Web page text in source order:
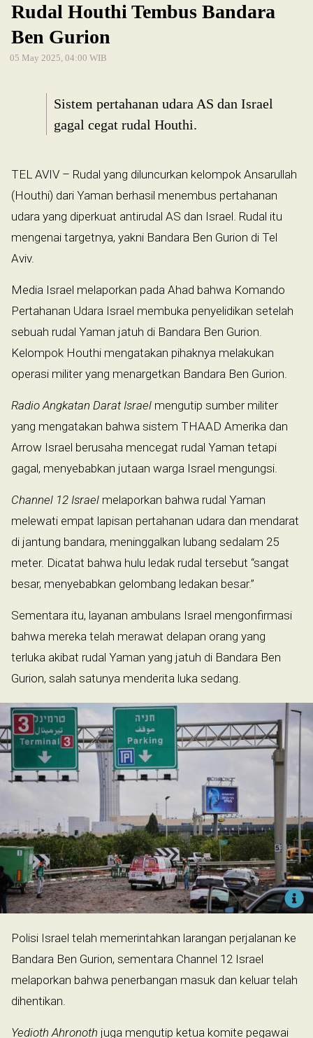
Rudal Houthi Tembus Bandara
Ben Gurion
05 May 2025, 04:00 WIB
Sistem pertahanan udara AS dan Israel
gagal cegat rudal Houthi.
TEL AVIV – Rudal yang diluncurkan kelompok Ansarullah
(Houthi) dari Yaman berhasil menembus pertahanan
udara yang diperkuat antirudal AS dan Israel. Rudal itu
mengenai targetnya, yakni Bandara Ben Gurion di Tel
Aviv.
Media Israel melaporkan pada Ahad bahwa Komando
Pertahanan Udara Israel membuka penyelidikan setelah
sebuah rudal Yaman jatuh di Bandara Ben Gurion.
Kelompok Houthi mengatakan pihaknya melakukan
operasi militer yang menargetkan Bandara Ben Gurion.
Radio Angkatan Darat Israel mengutip sumber militer
yang mengatakan bahwa sistem THAAD Amerika dan
Arrow Israel berusaha mencegat rudal Yaman tetapi
gagal, menyebabkan jutaan warga Israel mengungsi.
Channel 12 Israel melaporkan bahwa rudal Yaman
melewati empat lapisan pertahanan udara dan mendarat
di jantung bandara, meninggalkan lubang sedalam 25
meter. Dicatat bahwa hulu ledak rudal tersebut “sangat
besar, menyebabkan gelombang ledakan besar.”
Sementara itu, layanan ambulans Israel mengonfirmasi
bahwa mereka telah merawat delapan orang yang
terluka akibat rudal Yaman yang jatuh di Bandara Ben
Gurion, salah satunya menderita luka sedang.
Polisi Israel telah memerintahkan larangan perjalanan ke
Bandara Ben Gurion, sementara Channel 12 Israel
melaporkan bahwa penerbangan masuk dan keluar telah
dihentikan.
Yedioth Ahronoth juga mengutip ketua komite pegawai